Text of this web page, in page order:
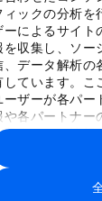
ィックの分析を
ーによるサイト
を収集し、ソー
、データ解析の
しています。こ
ーザーが各パー
や各パートナー
収集された情
ナーによって使
。 バシーポリシ